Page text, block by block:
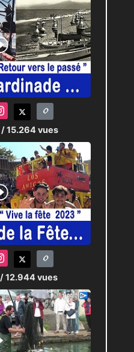
/ 15.264 vues
/ 12.944 vues